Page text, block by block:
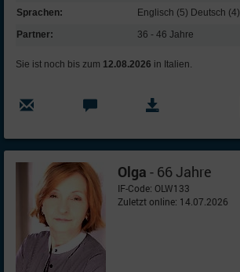
Sprachen:
Englisch (5) Deutsch (4)
Partner:
36 - 46 Jahre
Sie ist noch bis zum 12.08.2026 in Italien.
Olga - 66 Jahre
IF-Code: OLW133
Zuletzt online: 14.07.2026